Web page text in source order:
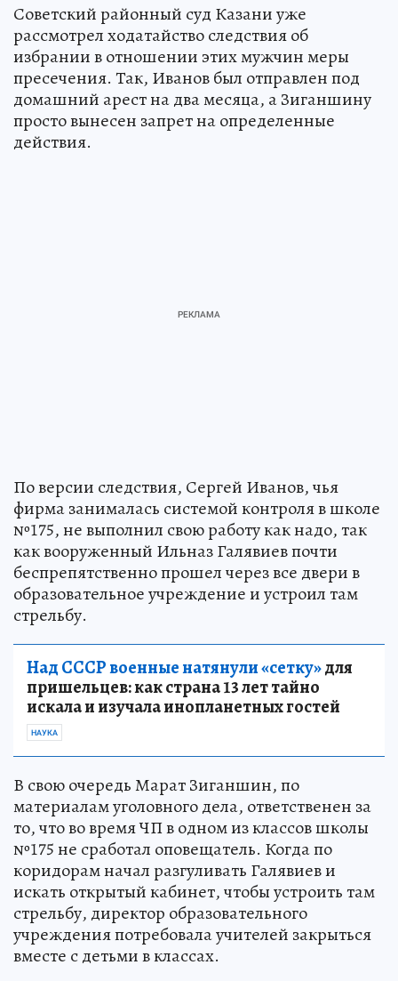
Советский районный суд Казани уже
рассмотрел ходатайство следствия об
избрании в отношении этих мужчин меры
пресечения. Так, Иванов был отправлен под
домашний арест на два месяца, а Зиганшину
просто вынесен запрет на определенные
действия.
По версии следствия, Сергей Иванов, чья
фирма занималась системой контроля в школе
№175, не выполнил свою работу как надо, так
как вооруженный Ильназ Галявиев почти
беспрепятственно прошел через все двери в
образовательное учреждение и устроил там
стрельбу.
Над СССР военные натянули «сетку»для
пришельцев: как страна 13 лет тайно
искала и изучала инопланетных гостей
НАУКА
В свою очередь Марат Зиганшин, по
материалам уголовного дела, ответственен за
то, что во время ЧП в одном из классов школы
№175 не сработал оповещатель. Когда по
коридорам начал разгуливать Галявиев и
искать открытый кабинет, чтобы устроить там
стрельбу, директор образовательного
учреждения потребовала учителей закрыться
вместе с детьми в классах.